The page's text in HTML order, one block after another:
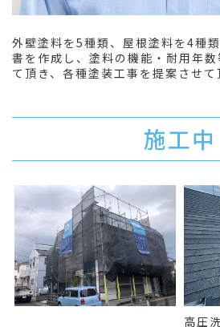
外壁塗料を5種類、屋根塗料を4種
書を作成し、塗料の機能・耐用年
て頂き、各種塗装工事を提案させて
施工中
高圧